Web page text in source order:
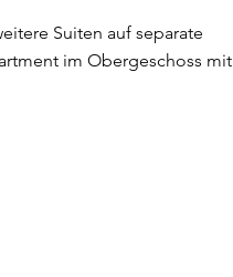
Suiten auf separate
im Obergeschoss mit